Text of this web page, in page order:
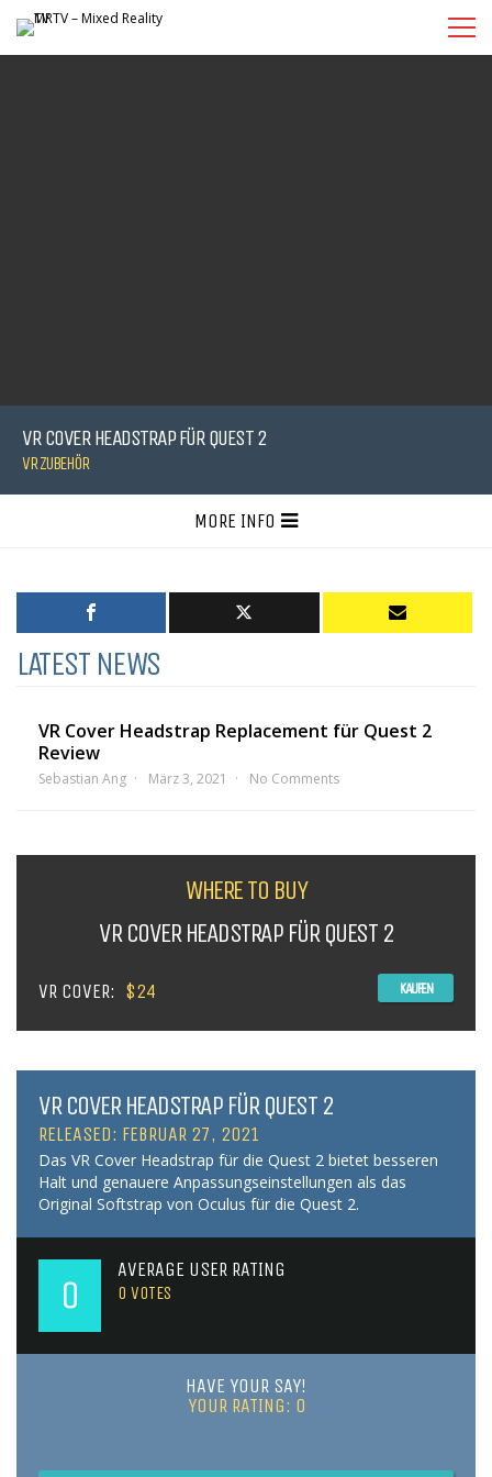
VR COVER HEADSTRAP FÜR QUEST 2
VR ZUBEHÖR
MORE INFO
LATEST NEWS
VR Cover Headstrap Replacement für Quest 2
Review
Sebastian Ang März 3, 2021 No Comments
WHERE TO BUY
VR COVER HEADSTRAP FÜR QUEST 2
VR COVER: $24 KAUFEN
VR COVER HEADSTRAP FÜR QUEST 2
RELEASED: FEBRUAR 27, 2021
Das VR Cover Headstrap für die Quest 2 bietet besseren
Halt und genauere Anpassungseinstellungen als das
Original Softstrap von Oculus für die Quest 2.
0
AVERAGE USER RATING
0 VOTES
HAVE YOUR SAY!
YOUR RATING: 0